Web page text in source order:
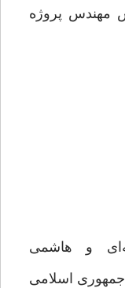
مهندس پروژه
خامنه‌ای و هاشمی
جمهوری اسلامی